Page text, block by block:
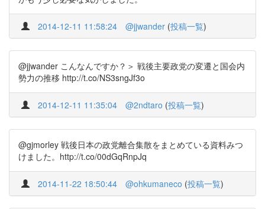
2014-12-11 11:58:24 @jjwander (投稿一覧)
@jjwander こんなんですか？＞ 戦後主要政党の変遷と国会内
勢力の推移 http://t.co/NS3sngJf3o
2014-12-11 11:35:04 @2ndtaro (投稿一覧)
@gjmorley 戦後日本の政党離合集散をまとめている資料みつ
けました。http://t.co/00dGqRnpJq
2014-11-22 18:50:44 @ohkumaneco (投稿一覧)